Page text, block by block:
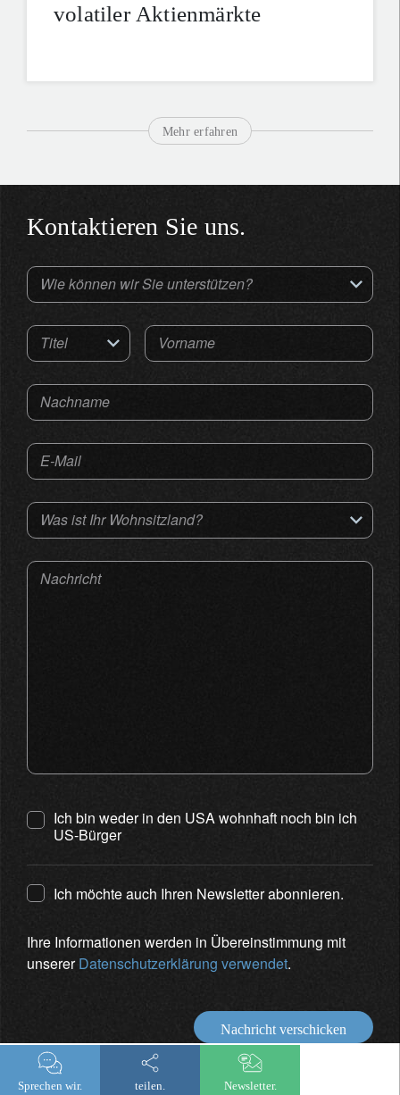
volatiler Aktienmärkte
Mehr erfahren
Kontaktieren Sie uns.
Wie können wir Sie unterstützen?
Titel Vorname
Nachname
E-Mail
Was ist Ihr Wohnsitzland?
Nachricht
Ich bin weder in den USA wohnhaft noch bin ich
US-Bürger
Ich möchte auch Ihren Newsletter abonnieren.
Ihre Informationen werden in Übereinstimmung mit
unsererDatenschutzerklärung verwendet.
Nachricht verschicken
Sprechen wir. teilen. Newsletter.